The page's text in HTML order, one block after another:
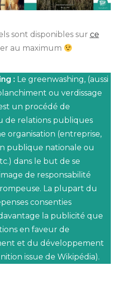
sont disponibles sur ce
au maximum
: Le greenwashing, (aussi
ou verdissage
un procédé de
de relations publiques
organisation (entreprise,
publique nationale ou
dans le but de se
de responsabilité
La plupart du
consenties
la publicité que
en faveur de
et du développement
issue de Wikipédia).